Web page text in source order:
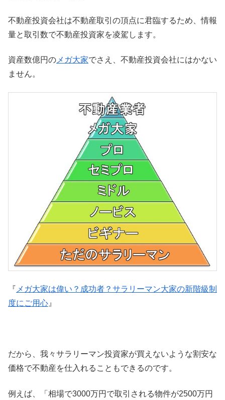
不動産投資会社は不動産取引の頂点に君臨するため、情報
量と取引数で不動産投資家を凌駕します。
資産数億円の メガ大家でさえ、不動産投資会社にはかない
ません。
『 メガ大家は偉い？成功者？サラリーマン大家の新階級制
度にご用心』
だから、我々サラリーマン投資家が買えないような割安な
価格で不動産を仕入れることもできるのです。
例えば、「相場で3000万円で取引される物件が2500万円